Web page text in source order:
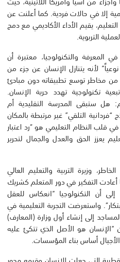
إلا في حالات فردية. كما أعلنت عن
يقيم الأداء الأكاديمي مع دمج
التربوية.
المعرفة والتكنولوجيا، معتبرة أن
لأنه يتنازل الإنسان عن جزء من
من مخاطر توسع تطبيقاته دون مبادئ
تكنولوجية تهدد حرية الإنسان.
هل ستبقى المدرسة التقليدية أم
التلقي” غير مرتبطة بالمكان
قلب النظام التعليمي هو “رد اعتبار
يعزز الحق والعدل والجمال لتحرير
وزيرة التربية والتعليم العالي
أعادت التفكير في دور المتعلم كشريك
أن التكنولوجيا “انعكاس للعقل
واستعرضت التجربة التعليمية في
إلى إنشاء أول وزارة (المعارف)
هو الأصل الذي تتكئ عليه
أساس بناء المؤسسات.